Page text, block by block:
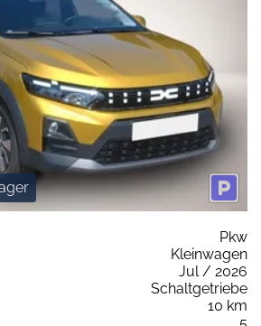
Pkw
Kleinwagen
Jul / 2026
Schaltgetriebe
10 km
5